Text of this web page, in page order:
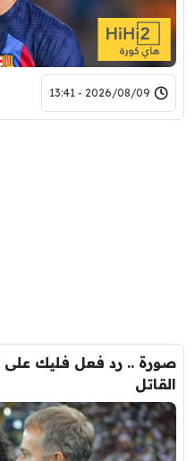
2026/08/09 - 13:41
صورة .. رد فعل فليك
القاتل